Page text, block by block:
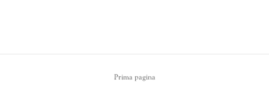
Prima pagina